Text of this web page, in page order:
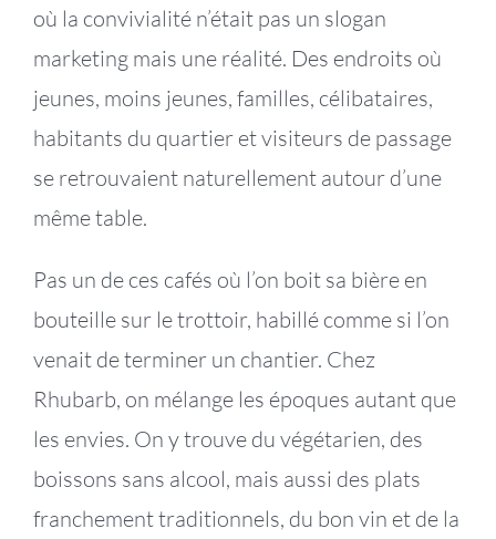
où la convivialité n’était pas un slogan
marketing mais une réalité. Des endroits où
jeunes, moins jeunes, familles, célibataires,
habitants du quartier et visiteurs de passage
se retrouvaient naturellement autour d’une
même table.
Pas un de ces cafés où l’on boit sa bière en
bouteille sur le trottoir, habillé comme si l’on
venait de terminer un chantier. Chez
Rhubarb, on mélange les époques autant que
les envies. On y trouve du végétarien, des
boissons sans alcool, mais aussi des plats
franchement traditionnels, du bon vin et de la